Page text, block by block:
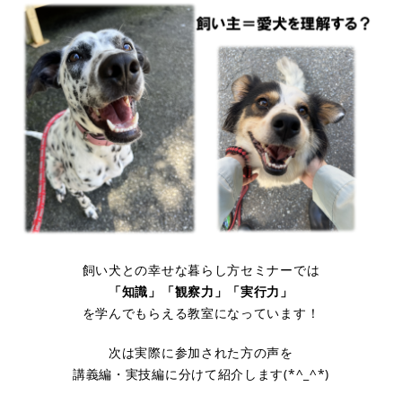
飼い犬との幸せな暮らし方セミナーでは
「知識」「観察力」「実行力」
を学んでもらえる教室になっています！
次は実際に参加された方の声を
講義編・実技編に分けて紹介します(*^_^*)